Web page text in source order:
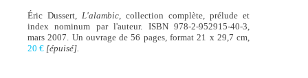
Éric Dussert,L'alambic, collection complète, prélude et
index nominum par l'auteur. ISBN 978-2-952915-40-3,
mars 2007. Un ouvrage de 56 pages, format 21 x 29,7 cm,
20 € [épuisé].